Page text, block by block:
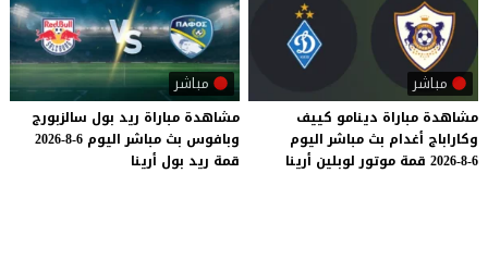
مباشر
مشاهدة مباراة دينامو كييف
وكاراباج أغدام بث مباشر اليوم
6-8-2026
قمة موتور لوبلين أرينا
مباشر
مشاهدة مباراة ريد بول سالزبورج
وبافوس بث مباشر اليوم 6-8-2026
قمة ريد بول أرينا